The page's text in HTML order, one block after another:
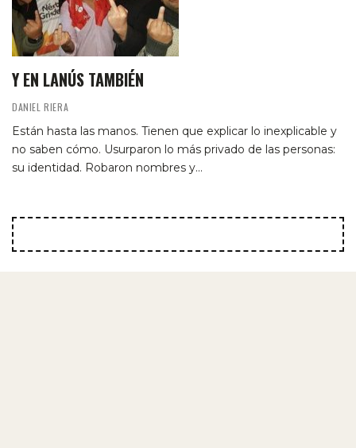
Y EN LANÚS TAMBIÉN
DANIEL RIERA
Están hasta las manos. Tienen que explicar lo inexplicable y
no saben cómo. Usurparon lo más privado de las personas:
su identidad. Robaron nombres y…